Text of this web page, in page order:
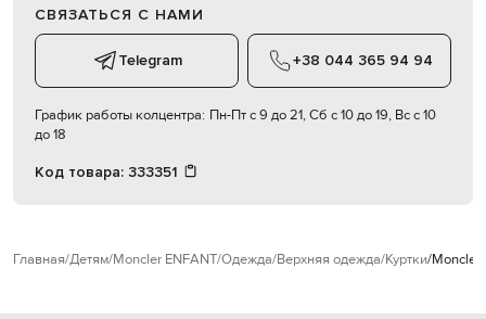
СВЯЗАТЬСЯ С НАМИ
Telegram +38 044 365 94 94
График работы колцентра: Пн-Пт с 9 до 21, Сб с 10 до 19, Вс с 10
до 18
Код товара: 333351
Главная Детям Moncler ENFANT Одежда Верхняя одежда Куртки Moncler